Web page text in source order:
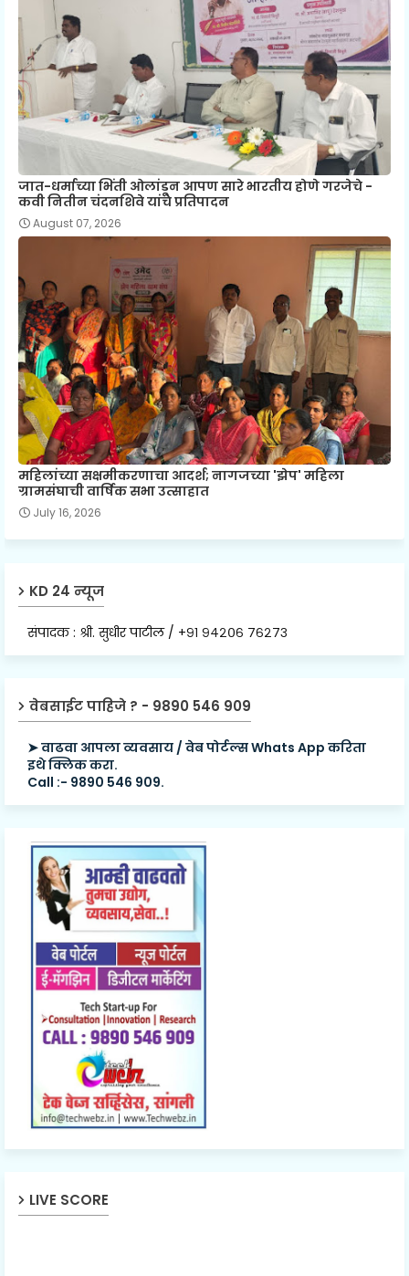
जात-धर्माच्या भिंती ओलांडून आपण सारे भारतीय होणे गरजेचे -
कवी नितीन चंदनशिवे यांचे प्रतिपादन
August 07, 2026
महिलांच्या सक्षमीकरणाचा आदर्श; नागजच्या 'झेप' महिला
ग्रामसंघाची वार्षिक सभा उत्साहात
July 16, 2026
KD 24 न्यूज
संपादक : श्री. सुधीर पाटील / +९१ ९४२०६ ७६२७३
वेबसाईट पाहिजे ? - 9890 546 909
➤ वाढवा आपला व्यवसाय / वेब पोर्टल्स Whats App करिता
इथे क्लिक करा.
Call :- 9890 546 909.
LIVE SCORE